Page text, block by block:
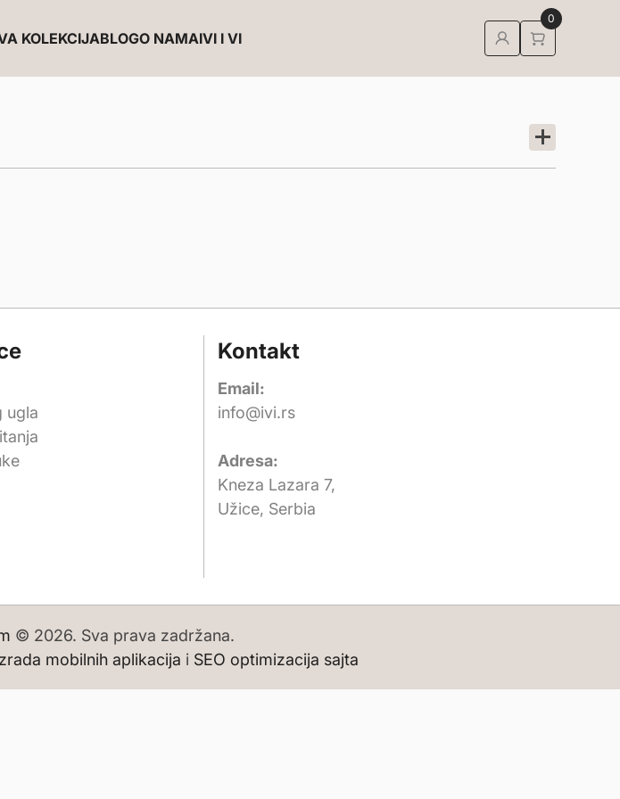
KOLEKCIJABLOGO NAMAIVI I VI
0
ugla
Kontakt
Email:
info@ivi.rs
Adresa:
Kneza Lazara 7,
Užice, Serbia
© 2026. Sva prava zadržana.
mobilnih aplikacija i SEO optimizacija sajta